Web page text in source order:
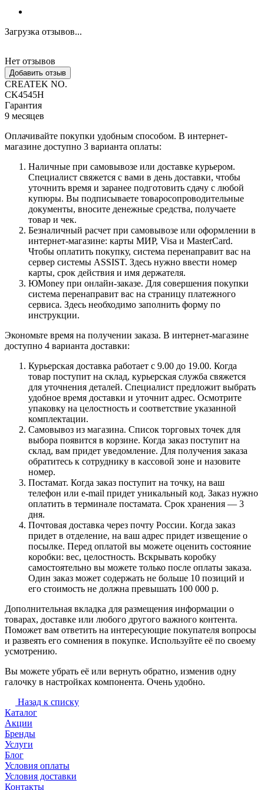
Загрузка отзывов...
Нет отзывов
Добавить отзыв
CREATEK NO.
CK4545H
Гарантия
9 месяцев
Оплачивайте покупки удобным способом. В интернет-
магазине доступно 3 варианта оплаты:
Наличные при самовывозе или доставке курьером.
Специалист свяжется с вами в день доставки, чтобы
уточнить время и заранее подготовить сдачу с любой
купюры. Вы подписываете товаросопроводительные
документы, вносите денежные средства, получаете
товар и чек.
Безналичный расчет при самовывозе или оформлении в
интернет-магазине: карты МИР, Visa и MasterCard.
Чтобы оплатить покупку, система перенаправит вас на
сервер системы ASSIST. Здесь нужно ввести номер
карты, срок действия и имя держателя.
ЮMoney при онлайн-заказе. Для совершения покупки
система перенаправит вас на страницу платежного
сервиса. Здесь необходимо заполнить форму по
инструкции.
Экономьте время на получении заказа. В интернет-магазине
доступно 4 варианта доставки:
Курьерская доставка работает с 9.00 до 19.00. Когда
товар поступит на склад, курьерская служба свяжется
для уточнения деталей. Специалист предложит выбрать
удобное время доставки и уточнит адрес. Осмотрите
упаковку на целостность и соответствие указанной
комплектации.
Самовывоз из магазина. Список торговых точек для
выбора появится в корзине. Когда заказ поступит на
склад, вам придет уведомление. Для получения заказа
обратитесь к сотруднику в кассовой зоне и назовите
номер.
Постамат. Когда заказ поступит на точку, на ваш
телефон или e-mail придет уникальный код. Заказ нужно
оплатить в терминале постамата. Срок хранения — 3
дня.
Почтовая доставка через почту России. Когда заказ
придет в отделение, на ваш адрес придет извещение о
посылке. Перед оплатой вы можете оценить состояние
коробки: вес, целостность. Вскрывать коробку
самостоятельно вы можете только после оплаты заказа.
Один заказ может содержать не больше 10 позиций и
его стоимость не должна превышать 100 000 р.
Дополнительная вкладка для размещения информации о
товарах, доставке или любого другого важного контента.
Поможет вам ответить на интересующие покупателя вопросы
и развеять его сомнения в покупке. Используйте её по своему
усмотрению.
Вы можете убрать её или вернуть обратно, изменив одну
галочку в настройках компонента. Очень удобно.
Назад к списку
Каталог
Акции
Бренды
Услуги
Блог
Условия оплаты
Условия доставки
Контакты